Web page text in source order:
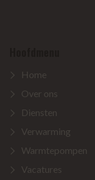
Home
Over ons
Diensten
Verwarming
Warmtepompen
Vacatures